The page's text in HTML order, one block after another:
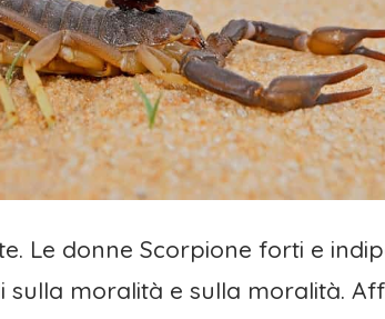
Le donne Scorpione forti e
moralità e sulla moralità.